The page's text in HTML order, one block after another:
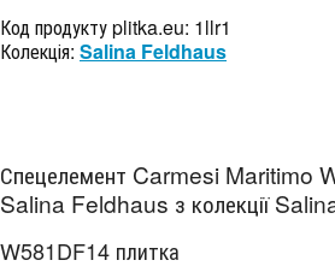
Код продукту plitka.eu: 1llr1
Колекція: Salina Feldhaus
Спецелемент Carmesi Maritimo
Salina Feldhaus з колекції
W581DF14 плитка